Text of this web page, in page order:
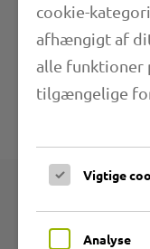
Yderligere
Produkter
cookie-
afhængigt af
alle funktioner
tilgængelige
Vigtige
Analyse